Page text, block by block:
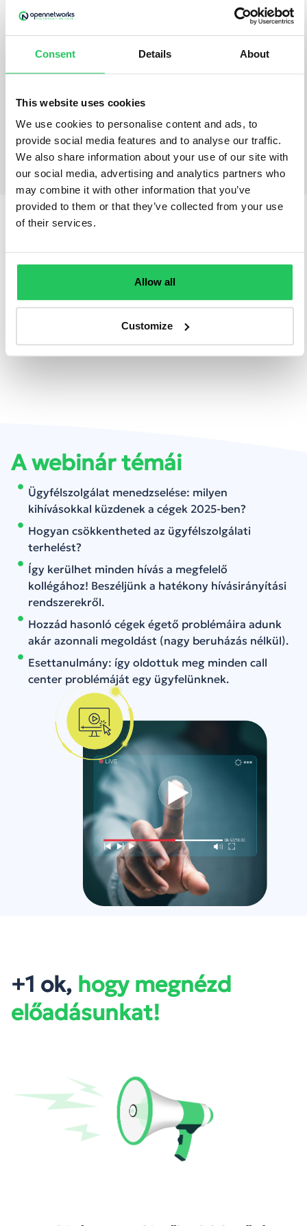
Consent Details About
This website uses cookies
We use cookies to personalise content and ads, to
provide social media features and to analyse our traffic.
We also share information about your use of our site with
our social media, advertising and analytics partners who
may combine it with other information that you’ve
provided to them or that they’ve collected from your use
of their services.
Allow all
Customize
Az ügyfélszolgálatod
hatékony működése a
vállalatod sikerének
és indulj el máris a
tökéletes ügyfélszolgálat
felé!
Kíváncsi vagy, pontosan
milyen témákat
érintünk az előadás során?
Lássuk!
A webinár témái
Ügyfélszolgálat menedzselése: milyen
kihívásokkal küzdenek a cégek 2025-ben?
Hogyan csökkentheted az ügyfélszolgálati
terhelést?
Így kerülhet minden hívás a megfelelő
kollégához! Beszéljünk a hatékony hívásirányítási
rendszerekről.
Hozzád hasonló cégek égető problémáira adunk
akár azonnali megoldást (nagy beruházás nélkül).
Esettanulmány: így oldottuk meg minden call
center problémáját egy ügyfelünknek.
+1 ok, hogy megnézd
előadásunkat!